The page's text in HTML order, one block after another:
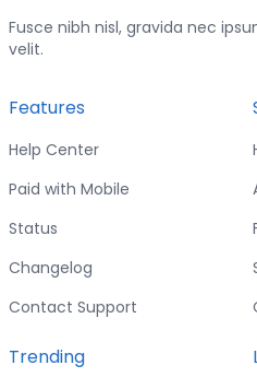
Fusce nibh nisl, gravida nec
velit.
Features
Help Center
Paid with Mobile
Status
Changelog
Contact Support
Trending